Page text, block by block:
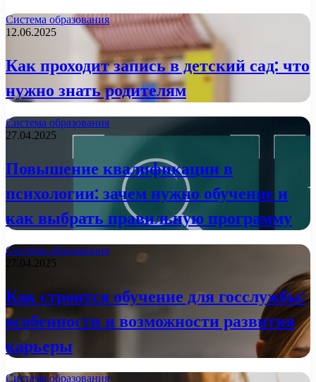
Система образования
12.06.2025
Как проходит запись в детский сад: что
нужно знать родителям
Система образования
27.04.2025
Повышение квалификации в
психологии: зачем нужно обучение и
как выбрать правильную программу
Система образования
27.04.2025
Как строится обучение для госслужбы:
особенности и возможности развития
карьеры
Система образования